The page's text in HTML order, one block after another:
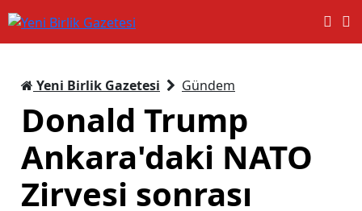
Yeni Birlik Gazetesi Gündem
Donald Trump
Ankara'daki NATO
Zirvesi sonrası